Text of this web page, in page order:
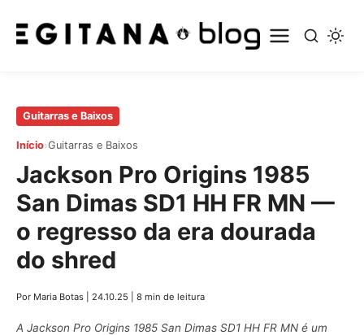
Pular
conteúdo
principal
Guitarras e Baixos
Início›Guitarras e Baixos
Jackson Pro Origins 1985
San Dimas SD1 HH FR MN —
o regresso da era dourada
do shred
Por Maria Botas 24.10.25 8 min de leitura
A Jackson Pro Origins 1985 San Dimas SD1 HH FR MN é um